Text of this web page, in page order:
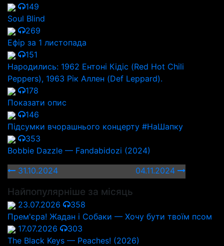
149
Soul Blind
269
Ефір за 1 листопада
151
Народились: 1962 Ентоні Кідіс (Red Hot Chili
Peppers), 1963 Рік Аллен (Def Leppard).
178
Показати опис
146
Підсумки вчорашнього концерту #НаШапку
353
Bobbie Dazzle — Fandabidozi (2024)
31.10.2024
04.11.2024
Найпопулярніше за місяць
23.07.2026
358
Прем'єра! Жадан і Собаки — Хочу бути твоїм псом
17.07.2026
303
The Black Keys — Peaches! (2026)